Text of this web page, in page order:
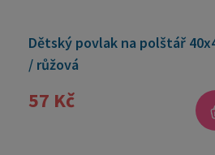
Dětský povlak na polštář
/ růžová
57 Kč